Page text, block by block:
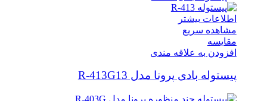
اطلاعات بیشتر
مشاهده سریع
مقایسه
افزودن به علاقه مندی
پیستوله بادی پرونا مدل R-413G13